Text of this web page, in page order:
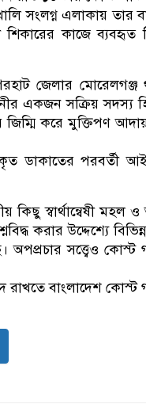
সংলগ্ন এলাকায় তার
কাজে ব্যবহৃত
জেলার মোরেলগঞ্জ
একজন সক্রিয় সদস্য
জিম্মি করে মুক্তিপণ
ডাকাতের পরবর্তী
কিছু স্বার্থান্বেষী মহল
করার উদ্দেশ্যে
অপপ্রচার সত্ত্বেও কোস্ট
বাংলাদেশ কোস্ট